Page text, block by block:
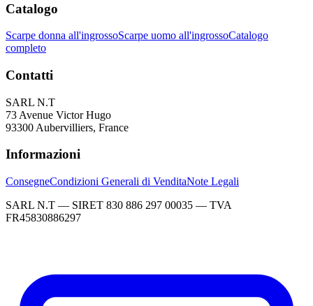
Catalogo
Scarpe donna all'ingrossoScarpe uomo all'ingrossoCatalogo
completo
Contatti
SARL N.T
73 Avenue Victor Hugo
93300 Aubervilliers, France
Informazioni
ConsegneCondizioni Generali di VenditaNote Legali
SARL N.T — SIRET 830 886 297 00035 — TVA
FR45830886297